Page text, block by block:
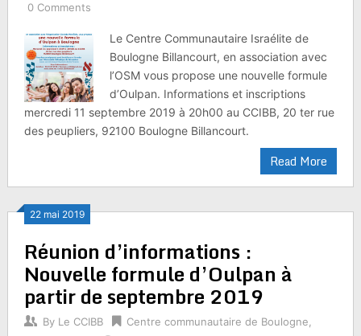
0 Comments
Le Centre Communautaire Israélite de
Boulogne Billancourt, en association avec
l’OSM vous propose une nouvelle formule
d’Oulpan. Informations et inscriptions
mercredi 11 septembre 2019 à 20h00 au CCIBB, 20 ter rue
des peupliers, 92100 Boulogne Billancourt.
Read More
22 mai 2019
Réunion d’informations :
Nouvelle formule d’Oulpan à
partir de septembre 2019
By Le CCIBB Centre communautaire de Boulogne